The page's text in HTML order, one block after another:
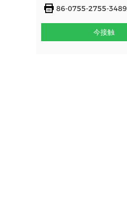
86-0755-2755-3489
今接触